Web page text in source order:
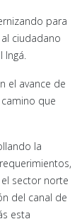
para
ciudadano
Ingá.
el avance de
que
la
sector norte
del canal de
esta